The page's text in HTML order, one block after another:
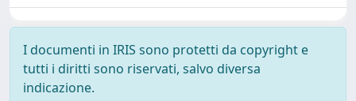
I documenti in IRIS sono protetti da copyright e
tutti i diritti sono riservati, salvo diversa
indicazione.